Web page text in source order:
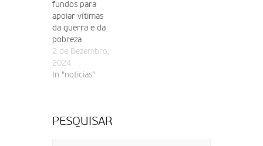
fundos para
apoiar vítimas
da guerra e da
pobreza
2 de Dezembro,
2024
In "noticias"
PESQUISAR